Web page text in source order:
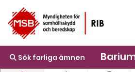
Sök farliga ämnen